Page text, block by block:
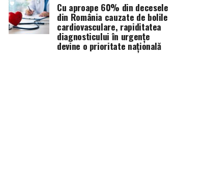
Cu aproape 60% din decesele
din România cauzate de bolile
cardiovasculare, rapiditatea
diagnosticului în urgențe
devine o prioritate națională